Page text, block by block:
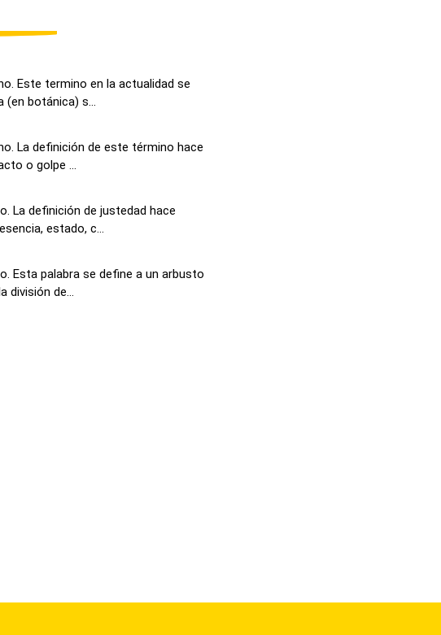
Este termino en la actualidad se
(en botánica) s...
La definición de este término hace
o golpe ...
La definición de justedad hace
estado, c...
Esta palabra se define a un arbusto
división de...